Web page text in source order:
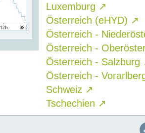
Luxemburg ↗
Österreich (eHYD) ↗
Österreich -
Österreich -
Österreich - Salzburg
Österreich -
Schweiz ↗
Tschechien ↗